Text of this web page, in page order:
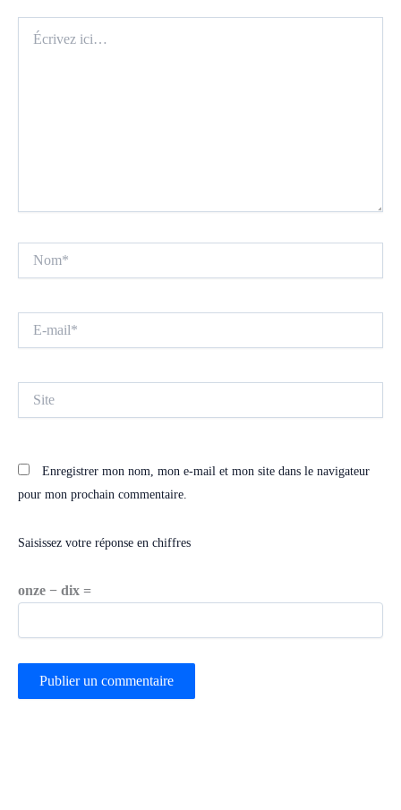
ici…
mail*
Enregistrer mon nom, mon e-mail et mon site dans le navigateur
pour mon prochain commentaire.
Saisissez votre réponse en chiffres
onze − dix =